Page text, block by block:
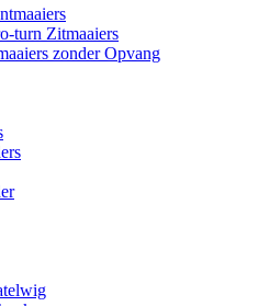
turn Zitmaaiers
zonder Opvang